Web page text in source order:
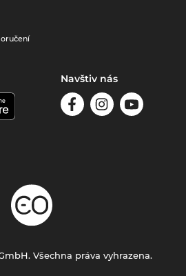
Navštiv nás
Všechna práva vyhrazena.